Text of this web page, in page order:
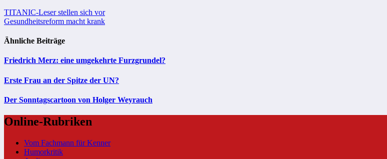
Beitragsnavigation
TITANIC-Leser stellen sich vor
Gesundheitsreform macht krank
Ähnliche Beiträge
Friedrich Merz: eine umgekehrte Furzgrundel?
Erste Frau an der Spitze der UN?
Der Sonntagscartoon von Holger Weyrauch
Online-Rubriken
Vom Fachmann für Kenner
Humorkritik